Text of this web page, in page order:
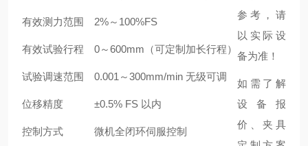
有效测力范围 2%～100%FS
有效试验行程 0～600mm（可定制加长行程）
试验调速范围 0.001～300mm/min 无级可调
位移精度 ±0.5% FS 以内
控制方式 微机全闭环伺服控制
参考，请
以实际设
备为准！
如需了解
设备报
价、夹具